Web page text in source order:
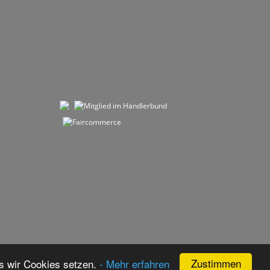
Zustimmen
wir Cookies setzen. - Mehr erfahren